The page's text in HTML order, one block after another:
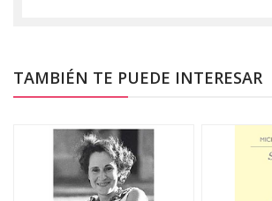
TAMBIÉN TE PUEDE INTERESAR